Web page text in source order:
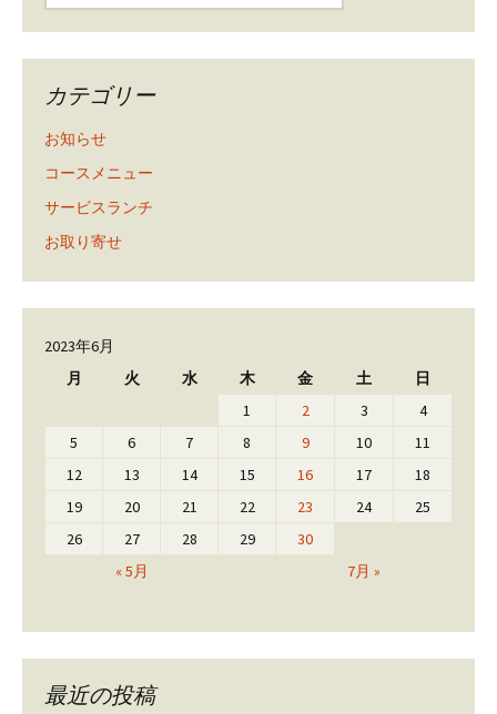
カテゴリー
お知らせ
コースメニュー
サービスランチ
お取り寄せ
2023年6月
月
火 水 木 金 土 日
« 5月 7月 »
1 2 3
4
5
6 7 8 9 10
11
12
13 14 15 16 17
18
19
20 21 22 23 24
25
26
27 28 29 30
最近の投稿